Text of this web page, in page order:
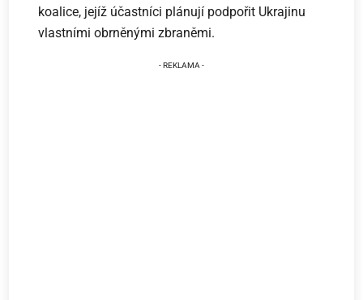
koalice, jejíž účastníci plánují podpořit Ukrajinu
vlastními obrněnými zbraněmi.